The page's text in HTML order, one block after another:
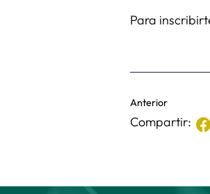
Para
Anterior
Compartir: